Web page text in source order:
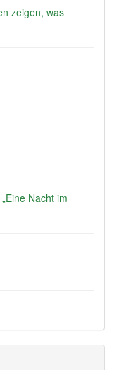
zeigen, was
Nacht im